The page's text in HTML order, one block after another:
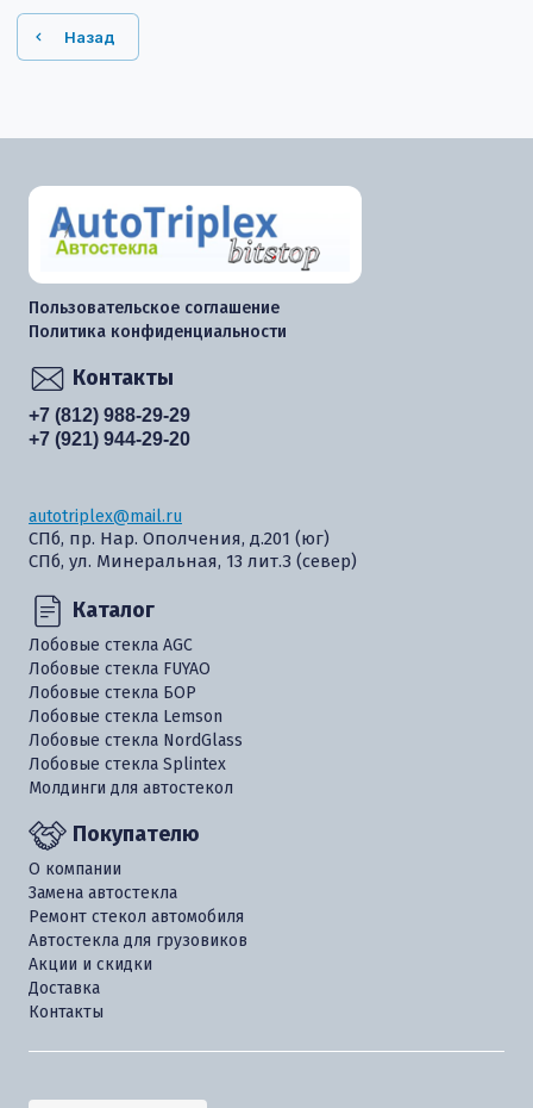
Назад
Пользовательское соглашение
Политика конфиденциальности
Каталог
Лобовые стекла AGC
Лобовые стекла FUYAO
Лобовые стекла БОР
Лобовые стекла Lemson
Лобовые стекла NordGlass
Лобовые стекла Splintex
Молдинги для автостекол
Покупателю
О компании
Замена автостекла
Ремонт стекол автомобиля
Автостекла для грузовиков
Акции и скидки
Доставка
Контакты
Контакты
+7 (812) 988-29-29
+7 (921) 944-29-20
autotriplex@mail.ru
СПб, пр. Нар. Ополчения, д.201 (юг)
СПб, ул. Минеральная, 13 лит.З (север)